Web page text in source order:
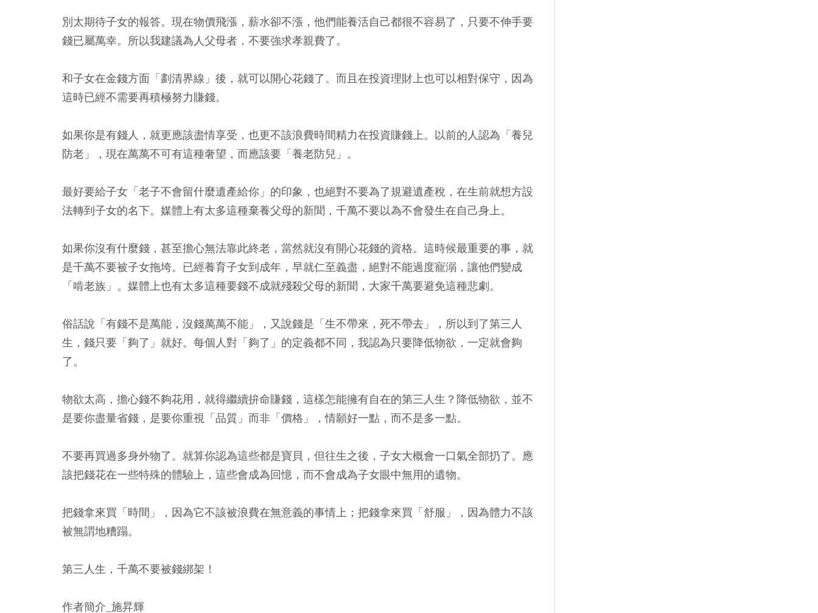
別太期待子女的報答。現在物價飛漲，薪水卻不漲，他們能養活自己都很不容易了，只要不伸手要
錢已屬萬幸。所以我建議為人父母者，不要強求孝親費了。
和子女在金錢方面「劃清界線」後，就可以開心花錢了。而且在投資理財上也可以相對保守，因為
這時已經不需要再積極努力賺錢。
如果你是有錢人，就更應該盡情享受，也更不該浪費時間精力在投資賺錢上。以前的人認為「養兒
防老」，現在萬萬不可有這種奢望，而應該要「養老防兒」。
最好要給子女「老子不會留什麼遺產給你」的印象，也絕對不要為了規避遺產稅，在生前就想方設
法轉到子女的名下。媒體上有太多這種棄養父母的新聞，千萬不要以為不會發生在自己身上。
如果你沒有什麼錢，甚至擔心無法靠此終老，當然就沒有開心花錢的資格。這時候最重要的事，就
是千萬不要被子女拖垮。 已經養育子女到成年，早就仁至義盡，絕對不能過度寵溺，讓他們變成
「啃老族」。 媒體上也有太多這種要錢不成就殘殺父母的新聞，大家千萬要避免這種悲劇。
俗話說「有錢不是萬能，沒錢萬萬不能」，又說錢是「生不帶來，死不帶去」，所以到了第三人
生，錢只要「夠了」就好。每個人對「夠了」的定義都不同，我認為只要降低物欲，一定就會夠
了。
物欲太高，擔心錢不夠花用，就得繼續拚命賺錢，這樣怎能擁有自在的第三人生？降低物欲，並不
是要你盡量省錢，是要你重視「品質」而非「價格」，情願好一點，而不是多一點。
不要再買過多身外物了。就算你認為這些都是寶貝，但往生之後，子女大概會一口氣全部扔了。應
該把錢花在一些特殊的體驗上，這些會成為回憶，而不會成為子女眼中無用的遺物。
把錢拿來買「時間」，因為它不該被浪費在無意義的事情上；把錢拿來買「舒服」，因為體力不該
被無謂地糟蹋。
第三人生，千萬不要被錢綁架！
作者簡介_施昇輝